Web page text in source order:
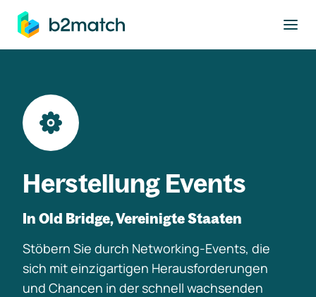
springen
Herstellung Events
In Old Bridge, Vereinigte Staaten
Stöbern Sie durch Networking-Events, die
sich mit einzigartigen Herausforderungen
und Chancen in der schnell wachsenden